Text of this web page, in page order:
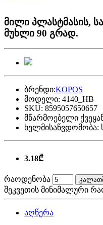
მილი პლასტმასის,
მუხლი 90 გრად.
ბრენდი:KOPOS
მოდელი: 4140_HB
SKU: 8595057650657
მწარმოებელი
ხელმისაწვდომობა:
3.18₾
რაოდენობა
შეკვეთის მინიმალური
აღწერა